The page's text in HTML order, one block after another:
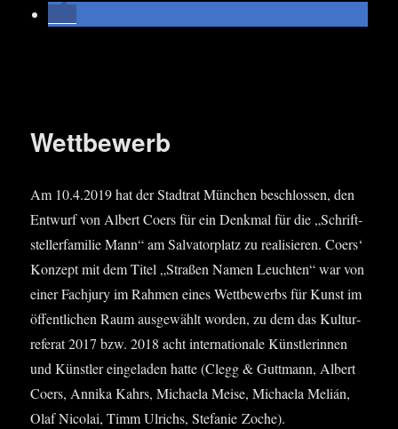
Wettbewerb
Am 10.4.2019 hat der Stadt­rat Mün­chen beschlos­sen, den
Ent­wurf von Albert Coers für ein Denk­mal für die „Schrift­
stel­ler­fa­mi­lie Mann“ am Sal­va­tor­platz zu rea­li­sie­ren. Coers‘
Kon­zept mit dem Titel „Stra­ßen Namen Leuch­ten“ war von
einer Fach­ju­ry im Rah­men eines Wett­be­werbs für Kunst im
öffent­li­chen Raum aus­ge­wählt wor­den, zu dem das Kul­tur­
re­fe­rat 2017 bzw. 2018 acht inter­na­tio­na­le Künst­le­rin­nen
und Künst­ler ein­ge­la­den hat­te (Clegg & Gutt­mann, Albert
Coers, Anni­ka Kahrs, Michae­la Mei­se, Michae­la Melián,
Olaf Nico­lai, Timm Ulrichs, Ste­fa­nie Zoche).